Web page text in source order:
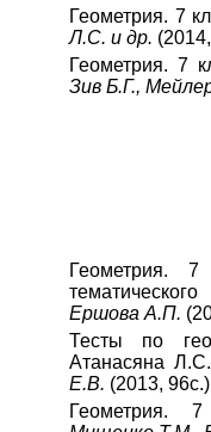
Геометрия. 7
Л.С. и др.
Геометрия. 7
Зив Б.Г.,
Геометрия.
Ершова А.П.
Тесты по
Атанасяна
Е.В. (2013, 96с.)
Геометрия.